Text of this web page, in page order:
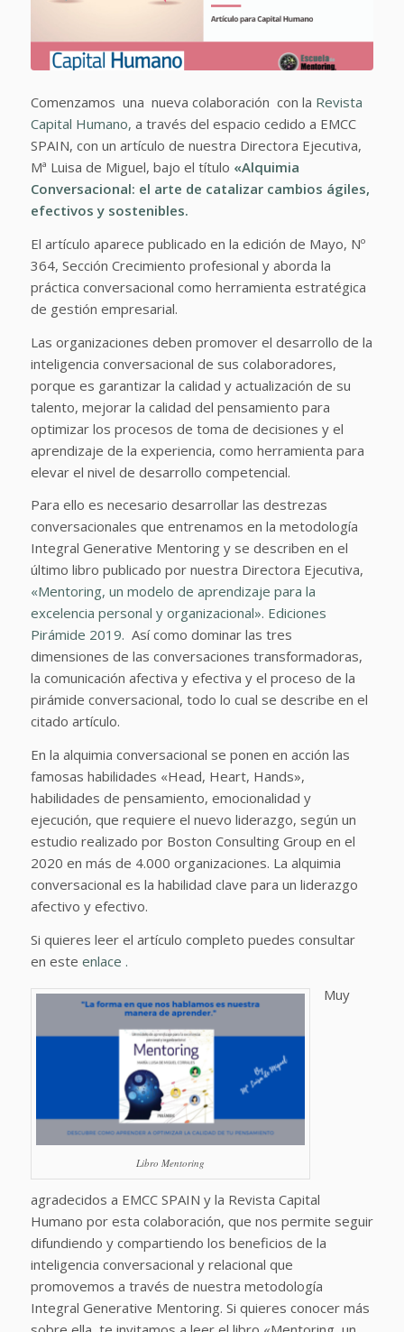
Comenzamos una nueva colaboración con la Revista
Capital Humano, a través del espacio cedido a EMCC
SPAIN, con un artículo de nuestra Directora Ejecutiva,
Mª Luisa de Miguel, bajo el título «Alquimia
Conversacional: el arte de catalizar cambios ágiles,
efectivos y sostenibles.
El artículo aparece publicado en la edición de Mayo, Nº
364, Sección Crecimiento profesional y aborda la
práctica conversacional como herramienta estratégica
de gestión empresarial.
Las organizaciones deben promover el desarrollo de la
inteligencia conversacional de sus colaboradores,
porque es garantizar la calidad y actualización de su
talento, mejorar la calidad del pensamiento para
optimizar los procesos de toma de decisiones y el
aprendizaje de la experiencia, como herramienta para
elevar el nivel de desarrollo competencial.
Para ello es necesario desarrollar las destrezas
conversacionales que entrenamos en la metodología
Integral Generative Mentoring y se describen en el
último libro publicado por nuestra Directora Ejecutiva,
«Mentoring, un modelo de aprendizaje para la
excelencia personal y organizacional». Ediciones
Pirámide 2019. Así como dominar las tres
dimensiones de las conversaciones transformadoras,
la comunicación afectiva y efectiva y el proceso de la
pirámide conversacional, todo lo cual se describe en el
citado artículo.
En la alquimia conversacional se ponen en acción las
famosas habilidades «Head, Heart, Hands»,
habilidades de pensamiento, emocionalidad y
ejecución, que requiere el nuevo liderazgo, según un
estudio realizado por Boston Consulting Group en el
2020 en más de 4.000 organizaciones. La alquimia
conversacional es la habilidad clave para un liderazgo
afectivo y efectivo.
Si quieres leer el artículo completo puedes consultar
en este enlace .
Libro Mentoring
Muy
agradecidos a EMCC SPAIN y la Revista Capital
Humano por esta colaboración, que nos permite seguir
difundiendo y compartiendo los beneficios de la
inteligencia conversacional y relacional que
promovemos a través de nuestra metodología
Integral Generative Mentoring. Si quieres conocer más